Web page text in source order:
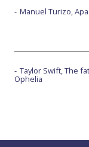
Manuel Turizo,
Taylor Swift, The
Ophelia